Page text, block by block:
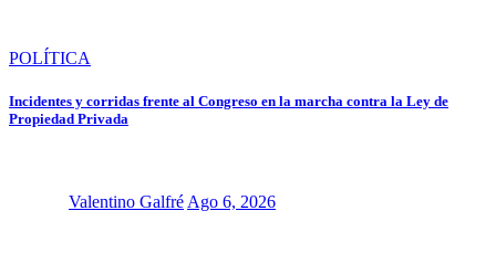
POLÍTICA
Incidentes y corridas frente al Congreso en la marcha contra la Ley de
Propiedad Privada
Valentino Galfré Ago 6, 2026